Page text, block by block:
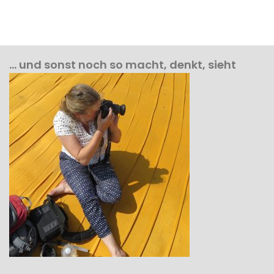
… und sonst noch so macht, denkt, sieht